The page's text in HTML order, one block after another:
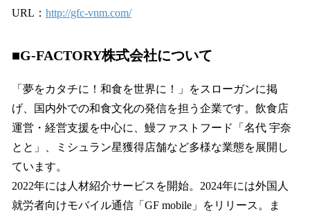
URL： http://gfc-vnm.com/
■G-FACTORY株式会社について
「夢をカタチに！和食を世界に！」をスローガンに掲
げ、国内外での和食文化の発信を担う企業です。飲食店
運営・経営支援を中心に、鰻ファストフード「名代 宇奈
とと」、ミシュラン星獲得店舗など多様な業態を展開し
ています。
2022年には人材紹介サービスを開始。2024年には外国人
就労者向けモバイル通信「GF mobile」をリリース。ま